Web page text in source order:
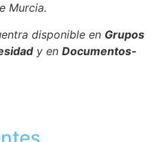
Murcia.
disponible en Grupos
y en Documentos-